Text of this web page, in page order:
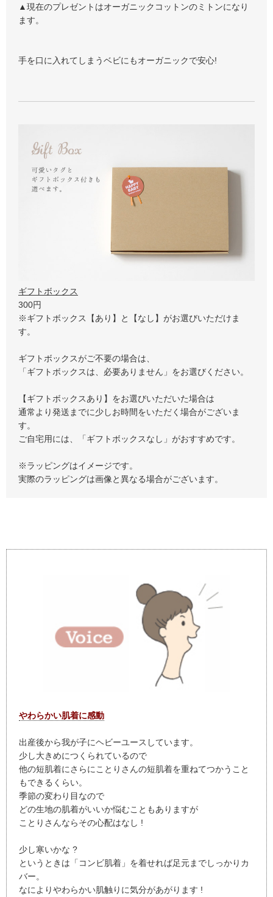
▲現在のプレゼントはオーガニックコットンのミトンになり
ます。
手を口に入れてしまうベビにもオーガニックで安心!
ギフトボックス
300円
※ギフトボックス【あり】と【なし】がお選びいただけま
す。
ギフトボックスがご不要の場合は、
「ギフトボックスは、必要ありません」をお選びください。
【ギフトボックスあり】をお選びいただいた場合は
通常より発送までに少しお時間をいただく場合がございま
す。
ご自宅用には、「ギフトボックスなし」がおすすめです。
※ラッピングはイメージです。
実際のラッピングは画像と異なる場合がございます。
やわらかい肌着に感動
出産後から我が子にヘビーユースしています。
少し大きめにつくられているので
他の短肌着にさらにことりさんの短肌着を重ねてつかうこと
もできるくらい。
季節の変わり目なので
どの生地の肌着がいいか悩むこともありますが
ことりさんならその心配はなし !
少し寒いかな ?
というときは「コンビ肌着」を着せれば足元までしっかりカ
バー。
なによりやわらかい肌触りに気分があがります !